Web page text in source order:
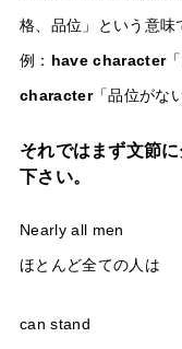
格、品位」という意味
例： have character
character「品位がな
それではまず文節
下さい。
Nearly all men
ほとんど全ての人は
can stand